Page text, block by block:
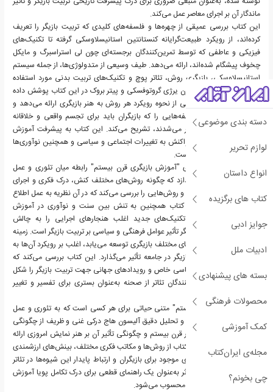
دسته بندی موضوعی
لوازم تحریر
انواع داستان
کتاب های برگزیده
جوایز ادبی
ادبیات ملل
بسته های پیشنهادی
محصولات فرهنگی
کمک آموزشی
مجله‌ی ایران‌کتاب
چی بخونم؟
ماندگار آن بر اجرای معاصر عمل می‌کند.
این کتاب بررسی عمیقی از چهره‌ها و فلسفه‌های کلیدی که تربیت بازیگر را تعریف
کرده‌اند، از رویکرد طبیعت‌گرایانه کنستانتین استانیسلاوسکی گرفته تا تکنیک‌های
فیزیکی و عاطفی که توسط تمرین‌کنندگان برجسته‌ای چون لی استراسبرگ و مایکل
چخوف پیشگام شده‌اند، ارائه می‌دهد. طیف وسیعی از متدولوژی‌ها، از جمله سیستم
استانیسلاوسکی، بازیگری روش، تئاتر پوچ و تکنیک‌های تربیت بدنی مورد استفاده
کارگردانان مشهوری همچون یرژی گروتوفسکی و پیتر بروک در این کتاب پوشش داده
می‌شود. هاج بررسی کاملی از نحوه رویکرد هر روش به هنر بازیگری ارائه می‌دهد و
تمرین‌ها، تمرینات و فلسفه‌هایی را که بازیگران باید برای تجسم واقعی و خلاقانه
شخصیت‌ها با آن‌ها درگیر می‌شدند، تشریح می‌کند. این کتاب به پیشرفت آموزش
بازیگری می‌پردازد که در واکنش به تغییرات اجتماعی و سیاسی و همچنین نوآوری‌ها
در عمل تئاتر تکامل یافته است.
یکی از موضوعات محوری "آموزش بازیگری قرن بیستم" رابطه میان تئوری و عمل
است. هاج به این می‌پردازد که چگونه روش‌های مختلف کنش، درک فکری و اجرای
فیزیکی را متعادل می‌کنند و روش‌هایی را بررسی می‌کند که در آن نظریه به عمل اطلاع
می‌دهد و بالعکس. این کتاب همچنین به تنش بین سنت و نوآوری در آموزش
بازیگری می‌پردازد، زیرا تکنیک‌های جدید اغلب هنجارهای اجرایی را به چالش
می‌کشند. موضوع مهم دیگر تأثیر عوامل فرهنگی و سیاسی بر تربیت بازیگر است. زمینه
اجتماعی که در آن روش‌های مختلف بازیگری توسعه می‌یابد، اغلب بر رویکرد آن‌ها به
رشد شخصیت و نقش بازیگر در جامعه تأثیر می‌گذارد. این کتاب بررسی می‌کند که
چگونه ایدئولوژی‌های سیاسی خاص و رویدادهای جهانی جهت تربیت بازیگر را شکل
داده‌اند و چگونه تمرین‌کنندگان تئاتر از صحنه به‌عنوان بستری برای تفسیر و تغییر
اجتماعی استفاده کرده‌اند.
"آموزش بازیگری قرن بیستم" متنی حیاتی برای هر کسی است که به تئوری و عمل
بازیگری علاقه دارد. تجزیه و تحلیل دقیق آلیسون هاج درکی غنی و ظریف از چگونگی
توسعه آموزش بازیگری در قرن بیستم و چگونگی تأثیر آن بر هنر نمایش امروزی ارائه
می‌دهد. پوشش گسترده کتاب از روش‌ها و مکاتب فکری مختلف، بینش‌های ارزشمندی
را در مورد تنوع رویکردهای موجود برای بازیگران و ارتباط پایدار این شیوه‌ها در تئاتر
معاصر ارائه می‌کند. این اثر به‌عنوان یک راهنمای قطعی برای درک تکامل پویا آموزش
بازیگر در طول قرن بیستم محسوب می‌شود.